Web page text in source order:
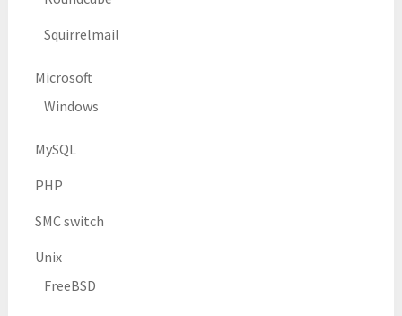
Squirrelmail
Microsoft
Windows
MySQL
PHP
SMC switch
Unix
FreeBSD